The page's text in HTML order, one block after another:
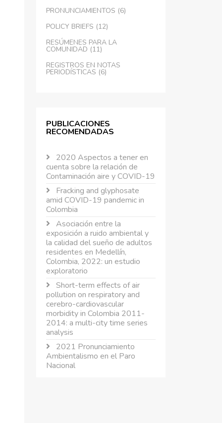
PRONUNCIAMIENTOS (6)
POLICY BRIEFS (12)
RESÚMENES PARA LA
COMUNIDAD (11)
REGISTROS EN NOTAS
PERIODÍSTICAS (6)
PUBLICACIONES
RECOMENDADAS
2020 Aspectos a tener en
cuenta sobre la relación de
Contaminación aire y COVID-19
Fracking and glyphosate
amid COVID-19 pandemic in
Colombia
Asociación entre la
exposición a ruido ambiental y
la calidad del sueño de adultos
residentes en Medellín,
Colombia, 2022: un estudio
exploratorio
Short-term effects of air
pollution on respiratory and
cerebro-cardiovascular
morbidity in Colombia 2011-
2014: a multi-city time series
analysis
2021 Pronunciamiento
Ambientalismo en el Paro
Nacional